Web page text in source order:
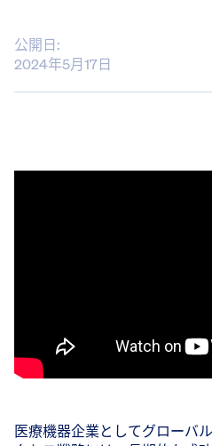
公開日:
2024年5月17日
医療機器企業としてグローバ